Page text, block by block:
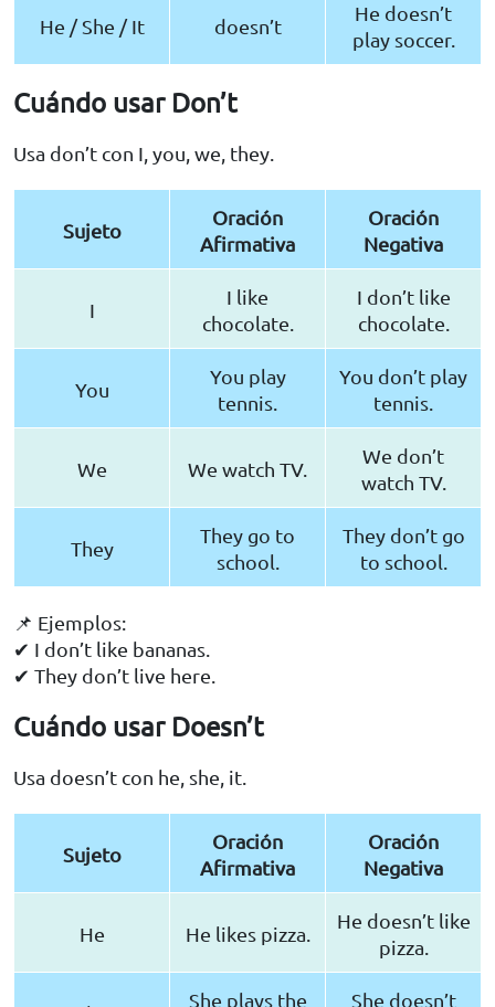
He / She / It doesn’t
He doesn’t
play soccer.
Cuándo usar Don’t
Usa don’t con I, you, we, they.
Sujeto
Oración
Afirmativa
Oración
Negativa
I
I like
chocolate.
I don’t like
chocolate.
You
You play
tennis.
You don’t play
tennis.
We We watch TV.
We don’t
watch TV.
They
They go to
school.
They don’t go
to school.
📌 Ejemplos:
✔ I don’t like bananas.
✔ They don’t live here.
Cuándo usar Doesn’t
Usa doesn’t con he, she, it.
Sujeto
Oración
Afirmativa
Oración
Negativa
He He likes pizza.
He doesn’t like
pizza.
She plays the
She doesn’t